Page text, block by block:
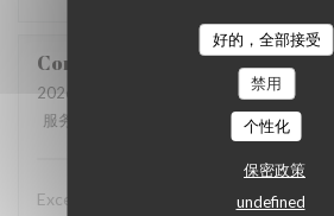
好的，全部接受
禁用
个性化
保密政策
undefined
Corentin
2026-07-18
服务
5 /5 质价比
Excellent comme d’habitude,